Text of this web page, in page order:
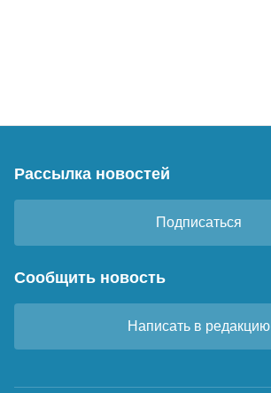
Рассылка новостей
Подписаться
Сообщить новость
Написать в редакцию